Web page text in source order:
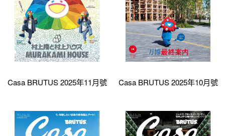
Casa BRUTUS 2025年11月號 Casa BRUTUS 2025年10月號